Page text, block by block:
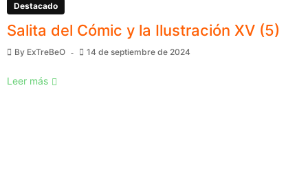
Destacado
Salita del Cómic y la Ilustración XV (5)
By ExTreBeO 14 de septiembre de 2024
Leer más